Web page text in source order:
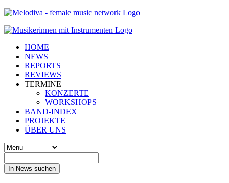
HOME
NEWS
REPORTS
REVIEWS
TERMINE
KONZERTE
WORKSHOPS
BAND-INDEX
PROJEKTE
ÜBER UNS
In News suchen